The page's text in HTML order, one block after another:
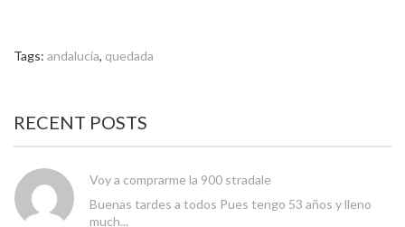
Tags: andalucía, quedada
RECENT POSTS
Voy a comprarme la 900 stradale
Buenas tardes a todos Pues tengo 53 años y lleno
much...